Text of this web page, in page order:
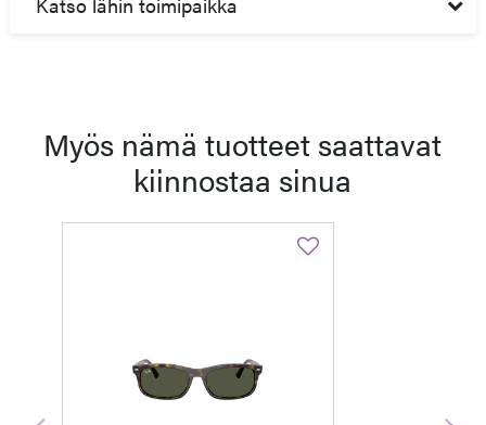
Myös nämä tuotteet saattavat
kiinnostaa sinua